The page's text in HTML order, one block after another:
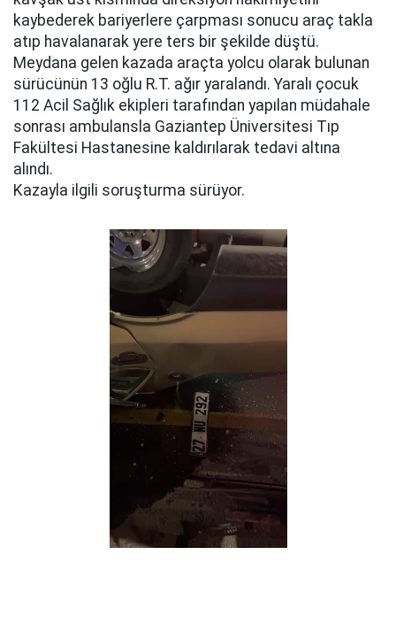
kaybederek bariyerlere çarpması sonucu araç takla
atıp havalanarak yere ters bir şekilde düştü.
Meydana gelen kazada araçta yolcu olarak bulunan
sürücünün 13 oğlu R.T. ağır yaralandı. Yaralı çocuk
112 Acil Sağlık ekipleri tarafından yapılan müdahale
sonrası ambulansla Gaziantep Üniversitesi Tıp
Fakültesi Hastanesine kaldırılarak tedavi altına
alındı.
Kazayla ilgili soruşturma sürüyor.